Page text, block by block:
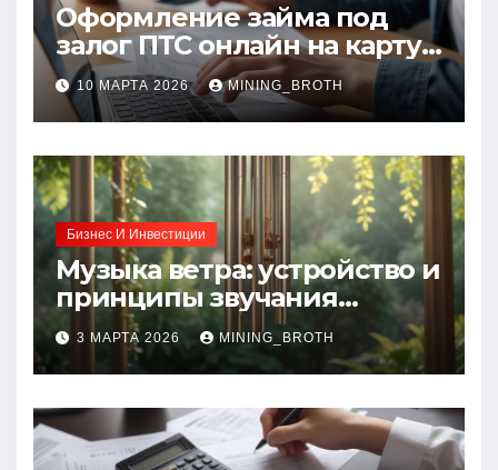
Оформление займа под
залог ПТС онлайн на карту
без визита в офис: порядок,
требования и документы
10 МАРТА 2026 MINING_BROTH
Бизнес И Инвестиции
Музыка ветра: устройство и
принципы звучания
колокольчиков
3 МАРТА 2026 MINING_BROTH